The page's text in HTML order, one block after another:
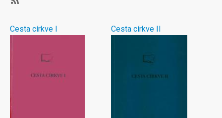
Cesta církve I
Cesta církve II